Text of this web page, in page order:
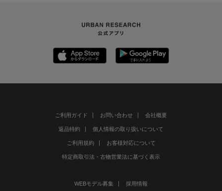
ご利用ガイド お問い合わせ 会社概要
返品特約 個人情報の取り扱いについて
ご利用規約 お客様対応について
特定商取引法・古物営業法に基づく表示
WEBモデル募集 採用情報